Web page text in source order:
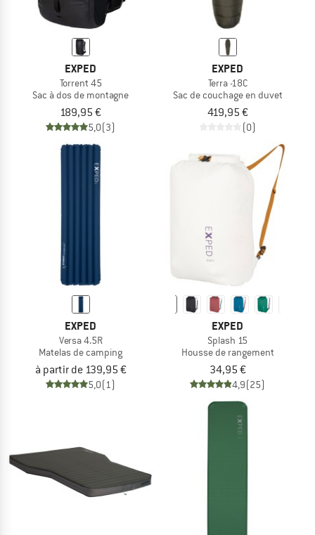
EXPED
Torrent 45
Sac à dos de montagne
189,95 €
5,0(3)
EXPED
Terra -18C
Sac de couchage en duvet
419,95 €
(0)
EXPED
Versa 4.5R
Matelas de camping
à partir de 139,95 €
5,0(1)
EXPED
Splash 15
Housse de rangement
34,95 €
4,9(25)